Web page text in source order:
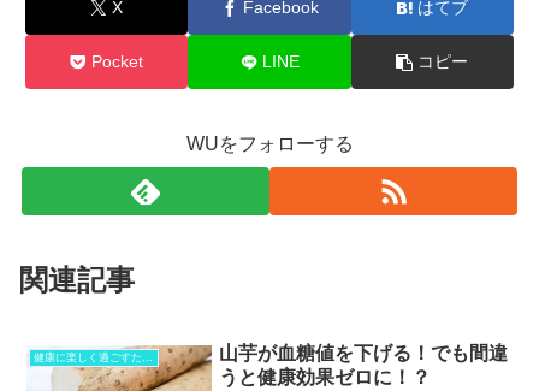
X Facebook はてブ
Pocket LINE コピー
WUをフォローする
関連記事
山芋が血糖値を下げる！でも間違
うと健康効果ゼロに！？